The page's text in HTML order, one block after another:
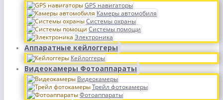
GPS навигаторы
Камеры автомобиля
Системы охраны
Системы помощи
Электроника
Аппаратные кейлоггеры
Кейлоггеры
Видеокамеры Фотоаппараты
Видеокамеры
Трейл фотокамеры
Фотоаппараты